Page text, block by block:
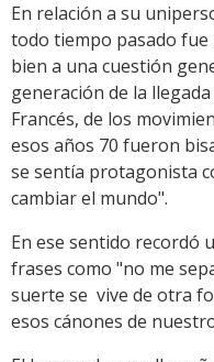
En relación a su
todo tiempo pasado fue
bien a una cuestión
generación de la
Francés, de los
esos años 70 fueron
se sentía protagonista
cambiar el mundo".
En ese sentido recordó
frases como "no me
suerte se vive de otra
esos cánones de